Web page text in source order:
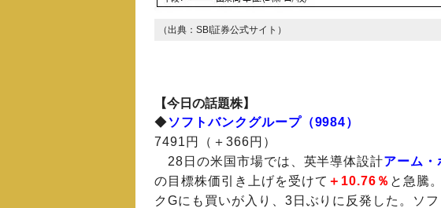
（出典：SBI証券公式サイト）
【今日の話題株】
◆ソフトバンクグループ（9984）
7491円（＋366円）
28日の米国市場では、英半導体設計アーム・
の目標株価引き上げを受けて ＋10.76％ と急騰
クGにも買いが入り、3日ぶりに反発した。ソ